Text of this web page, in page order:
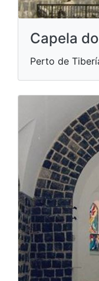
Capela
Perto de